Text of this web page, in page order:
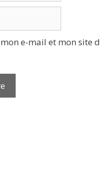
e-mail et mon site